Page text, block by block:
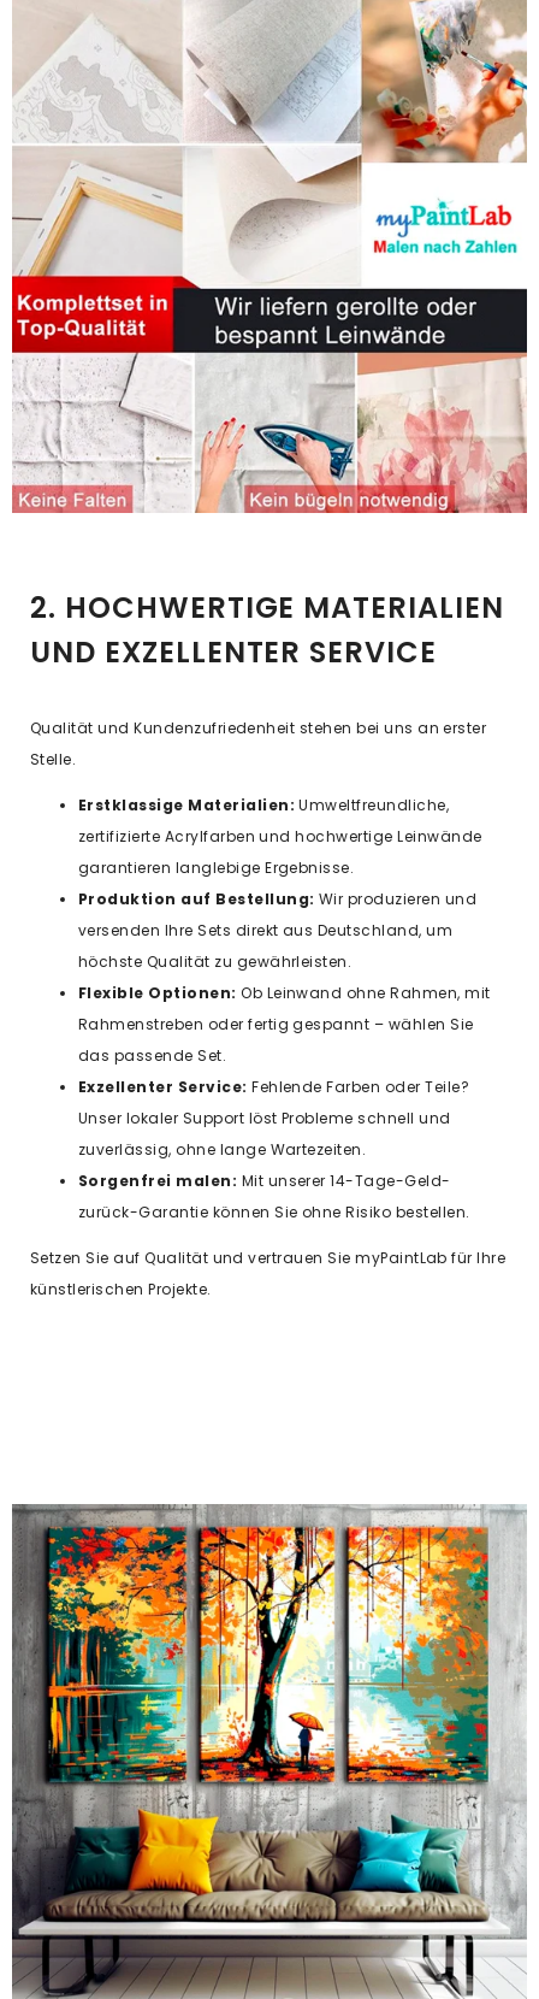
2. HOCHWERTIGE MATERIALIEN
UND EXZELLENTER SERVICE
Qualität und Kundenzufriedenheit stehen bei uns an erster
Stelle.
Erstklassige Materialien: Umweltfreundliche,
zertifizierte Acrylfarben und hochwertige Leinwände
garantieren langlebige Ergebnisse.
Produktion auf Bestellung: Wir produzieren und
versenden Ihre Sets direkt aus Deutschland, um
höchste Qualität zu gewährleisten.
Flexible Optionen: Ob Leinwand ohne Rahmen, mit
Rahmenstreben oder fertig gespannt – wählen Sie
das passende Set.
Exzellenter Service: Fehlende Farben oder Teile?
Unser lokaler Support löst Probleme schnell und
zuverlässig, ohne lange Wartezeiten.
Sorgenfrei malen: Mit unserer 14-Tage-Geld-
zurück-Garantie können Sie ohne Risiko bestellen.
Setzen Sie auf Qualität und vertrauen Sie myPaintLab für Ihre
künstlerischen Projekte.